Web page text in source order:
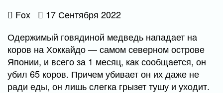
Fox
17 Сентября 2022
Одержимый говядиной медведь нападает на
коров на Хоккайдо — самом северном острове
Японии, и всего за 1 месяц, как сообщается, он
убил 65 коров. Причем убивает он их даже не
ради еды, он лишь слегка грызет тушу и уходит.